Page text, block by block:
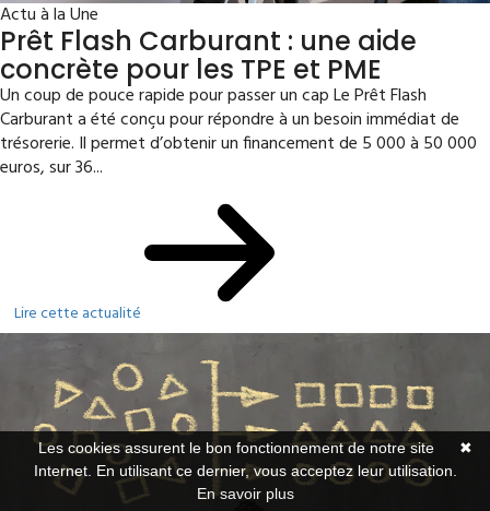
Actu à la Une
Prêt Flash Carburant : une aide
concrète pour les TPE et PME
Un coup de pouce rapide pour passer un cap Le Prêt Flash
Carburant a été conçu pour répondre à un besoin immédiat de
trésorerie. Il permet d’obtenir un financement de 5 000 à 50 000
euros, sur 36...
Lire cette actualité
✖
Les cookies assurent le bon fonctionnement de notre site
Internet. En utilisant ce dernier, vous acceptez leur utilisation.
En savoir plus